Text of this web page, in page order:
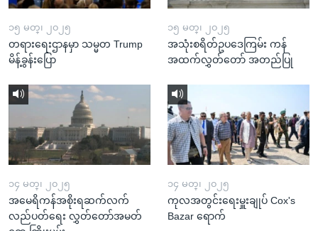
၁၅ မတ္၊ ၂၀၂၅
တရားရေးဌာနမှာ သမ္မတ Trump
မိန့်ခွန်းပြော
၁၅ မတ္၊ ၂၀၂၅
အသုံးစရိတ်ဥပဒေကြမ်း ကန်
အထက်လွှတ်တော် အတည်ပြု
၁၄ မတ္၊ ၂၀၂၅
အမေရိကန်အစိုးရဆက်လက်
လည်ပတ်ရေး လွှတ်တော်အမတ်
၁၄ မတ္၊ ၂၀၂၅
ကုလအတွင်းရေးမှူးချုပ် Cox's
Bazar ရောက်